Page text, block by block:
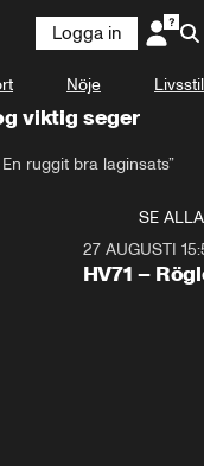
Logga in
Nöje Livsstil
viktig seger
ruggit bra laginsats”
SE ALLA
Plus
27 AUGUSTI
HV71 –